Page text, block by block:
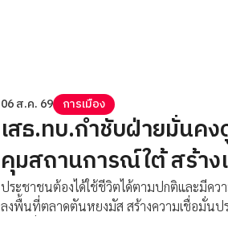
06 ส.ค. 69 การเมือง
เสธ.ทบ.กำชับฝ่ายมั่นคง
คุมสถานการณ์ใต้ สร้าง
ประชาชนต้องได้ใช้ชีวิตได้ตามปกติและมีคว
ลงพื้นที่ตลาดตันหยงมัส สร้างความเชื่อมั่นป